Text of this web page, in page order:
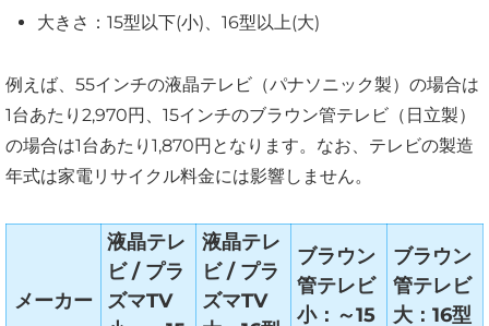
大きさ：15型以下(小)、16型以上(大)
例えば、55インチの液晶テレビ（パナソニック製）の場合は
1台あたり2,970円、15インチのブラウン管テレビ（日立製）
の場合は1台あたり1,870円となります。なお、テレビの製造
年式は家電リサイクル料金には影響しません。
メーカー
液晶テレ
ビ / プラ
ズマTV
液晶テレ
ビ / プラ
ズマTV
ブラウン
管テレビ
小：～15
ブラウン
管テレビ
大：16型